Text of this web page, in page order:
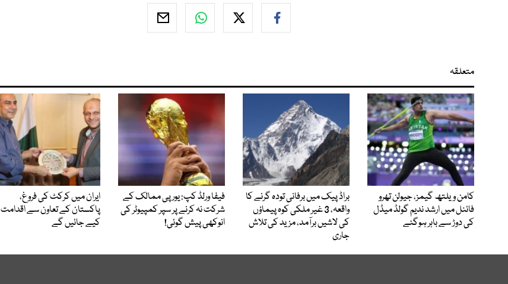
متعلقہ
کامن ویلتھ گیمز، جیولن تھرو
فائنل میں ارشد ندیم گولڈ میڈل
کی دوڑ سے باہر ہوگئے
براڈ پیک میں برفانی تودہ گرنے کا
واقعہ، 3 غیر ملکی کوہ پیماؤں
کی لاشیں برآمد، مزید کی تلاش
جاری
فیفا ورلڈ کپ: یورپی ممالک کے
شرکت نہ کرنے پر سپر کمپیوٹر کی
انوکھی پیش گوئی!
ایران میں کرکٹ کی فروغ،
پاکستان کے تعاون سے اقدامت
کیے جائیں گے